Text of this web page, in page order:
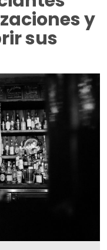
y
sus